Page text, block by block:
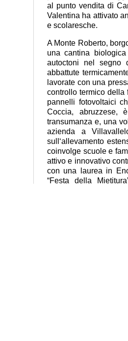
al punto vendita di
Valentina ha attivato
e scolaresche.
A Monte Roberto,
una cantina
autoctoni nel segno
abbattute
lavorate con una
controllo termico della
pannelli fotovoltaici
Coccia, abruzzese,
transumanza e, una
azienda a
sull‘allevamento
coinvolge scuole e
attivo e innovativo
con una laurea in
“Festa della